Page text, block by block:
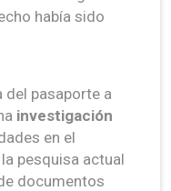
había sido
del pasaporte a
investigación
en el
pesquisa actual
documentos